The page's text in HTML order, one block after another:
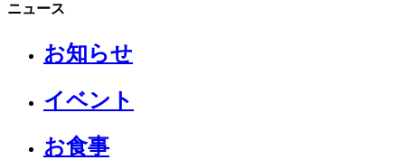
ニュース
お知らせ
イベント
お食事